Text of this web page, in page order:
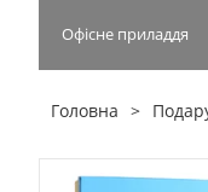
Офісне приладдя
Головна